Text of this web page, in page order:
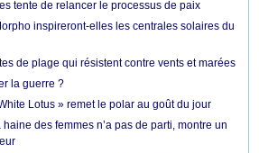
tente de relancer le processus de paix
inspireront-elles les centrales solaires du
de plage qui résistent contre vents et marées
la guerre ?
Lotus » remet le polar au goût du jour
des femmes n’a pas de parti, montre un